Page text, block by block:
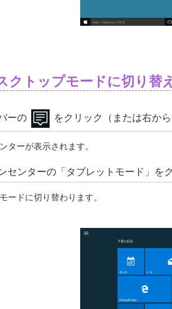
クトップモードに切り替
ーの をクリック（または右から
ターが表示されます。
センターの「タブレットモード」を
ードに切り替わります。